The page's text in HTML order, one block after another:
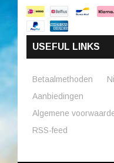
USEFUL LINKS
Betaalmethoden
Aanbiedingen
Algemene
RSS-feed